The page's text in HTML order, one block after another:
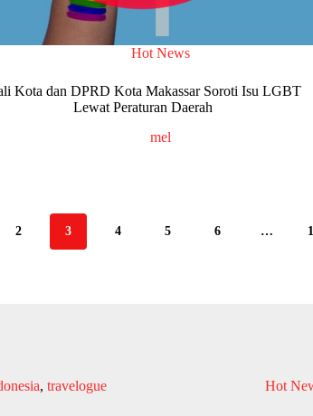
Hot News
Kota dan DPRD Kota Makassar Soroti Isu LGBT
Lewat Peraturan Daerah
mel
2 3 4 5 6 …
, travelogue Hot